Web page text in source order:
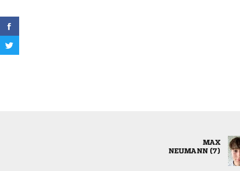

 